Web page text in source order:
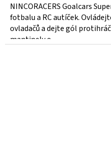
NINCORACERS Goalcars
fotbalu a RC autíček.
ovladačů a dejte gól
mantinely o...